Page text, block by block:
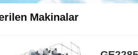
Makinalar